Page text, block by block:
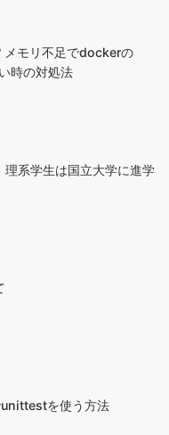
モリ不足でdockerの
時の対処法
理系学生は国立大学に進学
を使う方法